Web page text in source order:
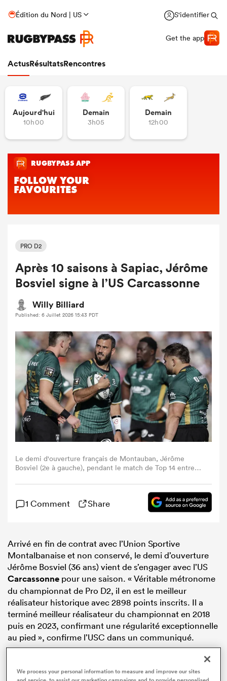
Édition du Nord | US S'identifier
Get the app
ActusRésultatsRencontres
Aujourd'hui
10h00
Demain
3h05
Demain
12h00
PRO D2
Après 10 saisons à Sapiac, Jérôme
Bosviel signe à l’US Carcassonne
Willy Billiard
Published: 6 Juillet 2026 15:43 PDT
Le demi d'ouverture français de Montauban, Jérôme
Bosviel (2e à gauche), pendant le match de Top 14 entre
Montauban, dans le sud-ouest de la France, le 11 octobre
2025. (Photo : Valentine CHAPUIS / AFP via Getty
Images)
1 Comment Share
Arrivé en fin de contrat avec l’Union Sportive
Montalbanaise et non conservé, le demi d’ouverture
Jérôme Bosviel (36 ans) vient de s’engager avec l’US
Carcassonne pour une saison. « Véritable métronome
du championnat de Pro D2, il en est le meilleur
réalisateur historique avec 2898 points inscrits. Il a
terminé meilleur réalisateur du championnat en 2018
puis en 2023, confirmant une régularité exceptionnelle
au pied », confirme l’USC dans un communiqué.
We process your personal information to measure and improve our sites